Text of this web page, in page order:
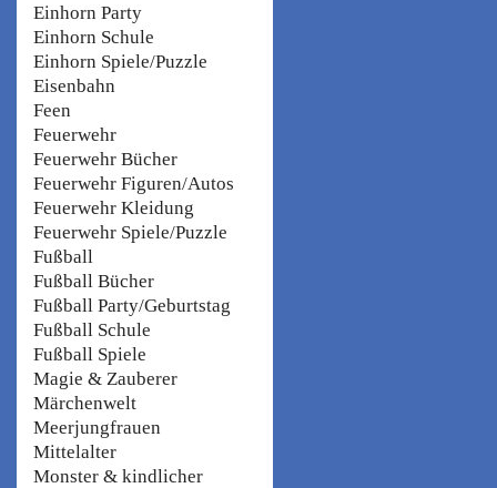
Einhorn Party
Einhorn Schule
Einhorn Spiele/Puzzle
Eisenbahn
Feen
Feuerwehr
Feuerwehr Bücher
Feuerwehr Figuren/Autos
Feuerwehr Kleidung
Feuerwehr Spiele/Puzzle
Fußball
Fußball Bücher
Fußball Party/Geburtstag
Fußball Schule
Fußball Spiele
Magie & Zauberer
Märchenwelt
Meerjungfrauen
Mittelalter
Monster & kindlicher